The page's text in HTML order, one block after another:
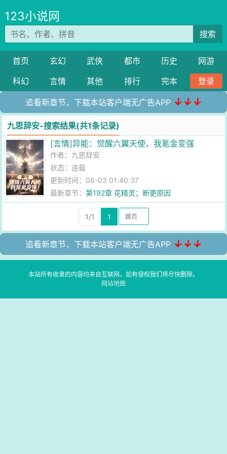
123小说网
搜索
首页 玄幻 武侠 都市 历史
网游
科幻
言情 其他 排行 完本 登录
追看新章节，下载本站客户端无广告APP ↓↓↓
九思辞安-搜索结果(共1条记录)
[言情]异能：觉醒六翼天使，我氪金变强
作者： 九思辞安
状态：连载
更新时间：06-03 01:40:37
最新章节：第192章 花精灵；断更原因
1/1 1
追看新章节，下载本站客户端无广告APP ↓↓↓
本站所有收录的内容均来自互联网，如有侵权我们将尽快删除。
网站地图